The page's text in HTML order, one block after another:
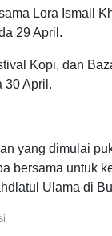
Lora Ismail
29 April.
Kopi, dan
30 April.
yang dimulai
bersama untuk
Ulama di